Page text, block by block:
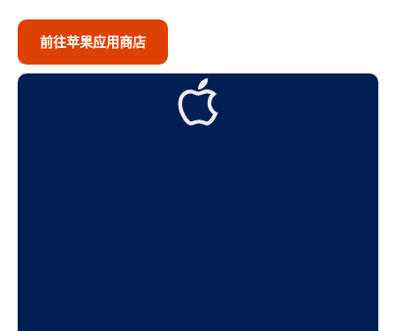
前往苹果应用商店